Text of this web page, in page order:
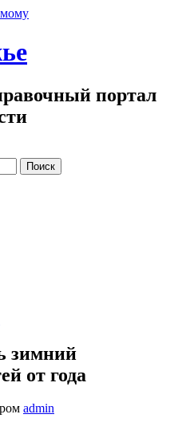
портал
зимний
от года
admin